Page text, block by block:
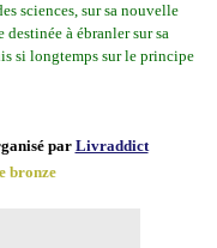
sciences, sur sa nouvelle
à ébranler sur sa
si longtemps sur le principe
par Livraddict
bronze